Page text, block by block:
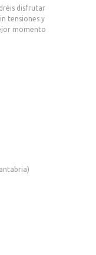
disfrutar
tensiones y
momento